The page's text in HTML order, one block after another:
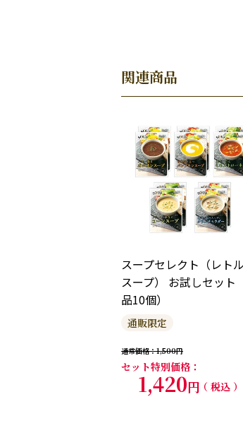
関連商品
スープセレクト（レト
スープ） お試しセット
品10個）
通販限定
通常価格 1,500
セット特別価格
1,420 税込